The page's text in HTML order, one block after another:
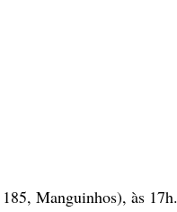
Manguinhos), às 17h.